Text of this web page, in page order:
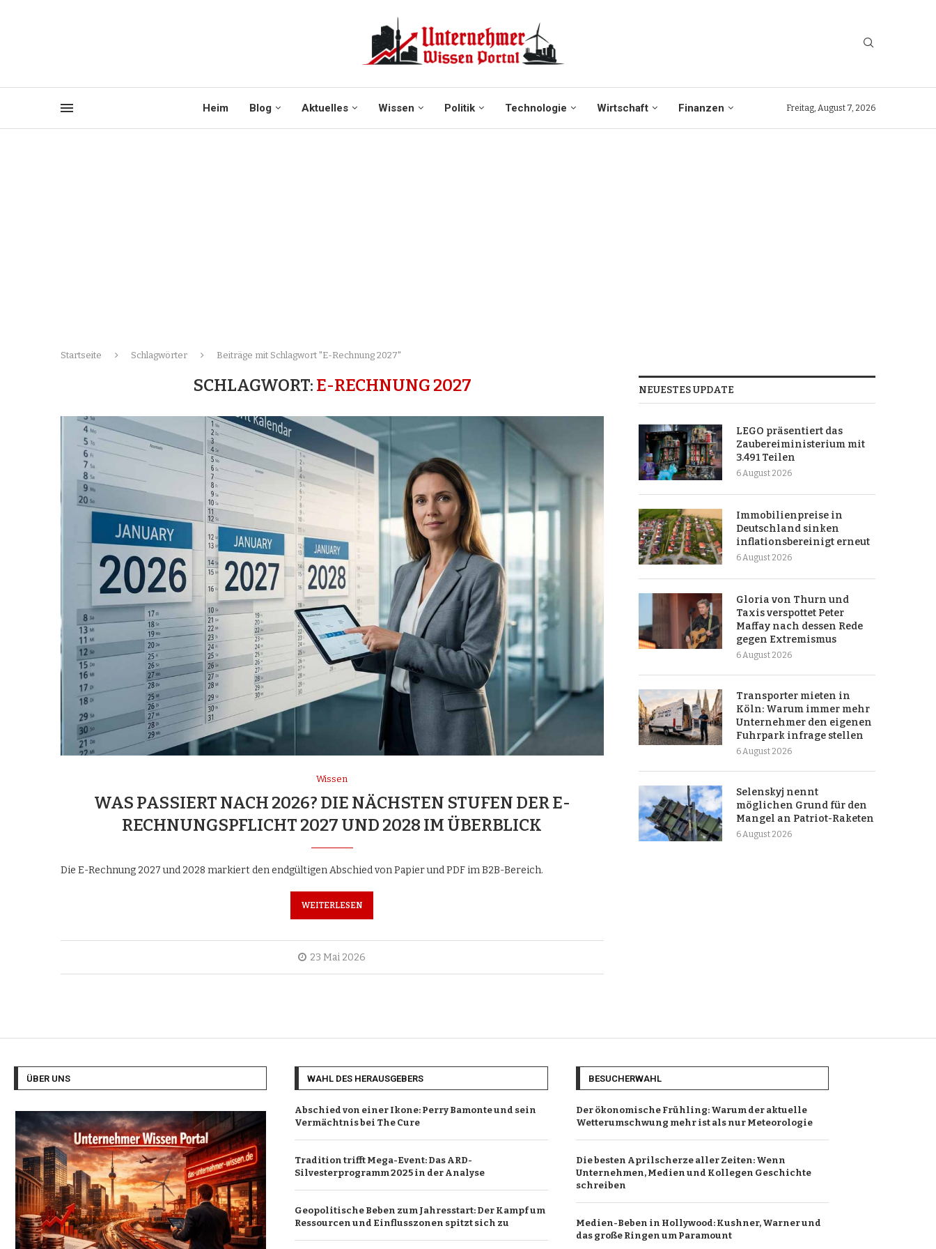
Heim Blog Aktuelles Wissen Politik Technologie Wirtschaft Finanzen Freitag, August 7, 2026
Startseite Schlagwörter Beiträge mit Schlagwort "E-Rechnung 2027"
SCHLAGWORT: E-RECHNUNG 2027
Wissen
WAS PASSIERT NACH 2026? DIE NÄCHSTEN STUFEN DER E-
RECHNUNGSPFLICHT 2027 UND 2028 IM ÜBERBLICK
Die E-Rechnung 2027 und 2028 markiert den endgültigen Abschied von Papier und PDF im B2B-Bereich.
WEITERLESEN
23 Mai 2026
NEUESTES UPDATE
LEGO präsentiert das
Zaubereiministerium mit
3.491 Teilen
6 August 2026
Immobilienpreise in
Deutschland sinken
inflationsbereinigt erneut
6 August 2026
Gloria von Thurn und
Taxis verspottet Peter
Maffay nach dessen Rede
gegen Extremismus
6 August 2026
Transporter mieten in
Köln: Warum immer mehr
Unternehmer den eigenen
Fuhrpark infrage stellen
6 August 2026
Selenskyj nennt
möglichen Grund für den
Mangel an Patriot-Raketen
6 August 2026
ÜBER UNS WAHL DES HERAUSGEBERS
Abschied von einer Ikone: Perry Bamonte und sein
Vermächtnis bei The Cure
Tradition trifft Mega-Event: Das ARD-
Silvesterprogramm 2025 in der Analyse
Geopolitische Beben zum Jahresstart: Der Kampf um
Ressourcen und Einflusszonen spitzt sich zu
BESUCHERWAHL
Der ökonomische Frühling: Warum der aktuelle
Wetterumschwung mehr ist als nur Meteorologie
Die besten Aprilscherze aller Zeiten: Wenn
Unternehmen, Medien und Kollegen Geschichte
schreiben
Medien-Beben in Hollywood: Kushner, Warner und
das große Ringen um Paramount